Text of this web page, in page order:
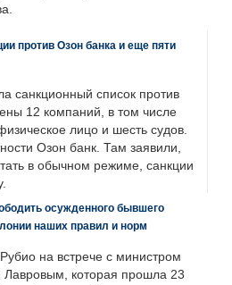
против Озон банка и еще пяти
санкционный список против
12 компаний, в том числе
лицо и шесть судов.
Озон банк. Там заявили,
в обычном режиме, санкции
осужденного бывшего
наших правил и норм
на встрече с министром
Лавровым, которая прошла 23